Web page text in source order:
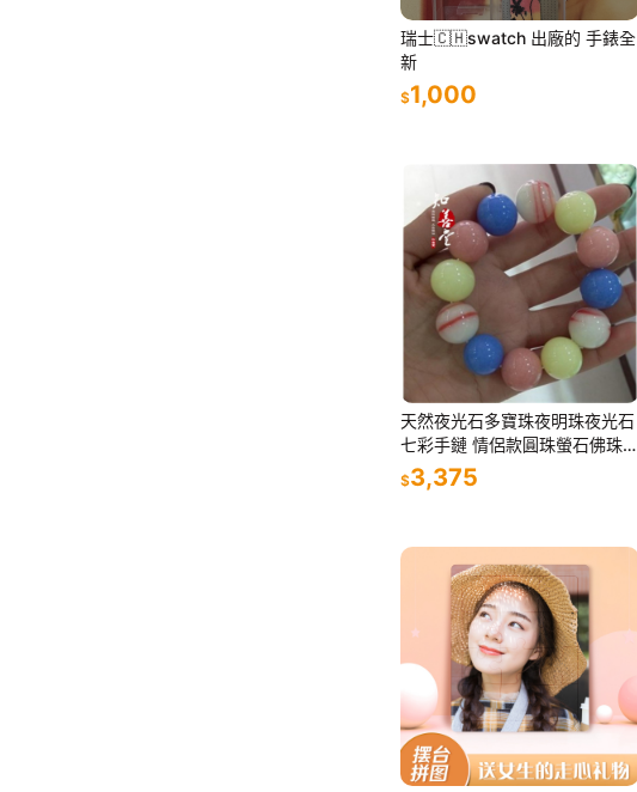
瑞士🇨🇭swatch 出廠的 手錶全
新
$1,000
天然夜光石多寶珠夜明珠夜光石
七彩手鏈 情侶款圓珠螢石佛珠手
串
$3,375